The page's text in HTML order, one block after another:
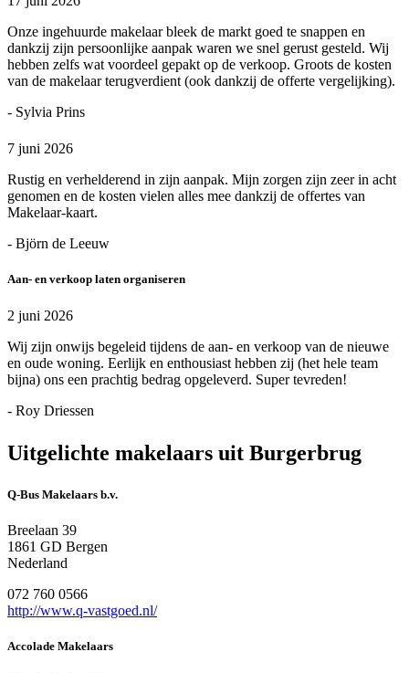
Onze ingehuurde makelaar bleek de markt goed te snappen en
dankzij zijn persoonlijke aanpak waren we snel gerust gesteld. Wij
hebben zelfs wat voordeel gepakt op de verkoop. Groots de kosten
van de makelaar terugverdient (ook dankzij de offerte vergelijking).
- Sylvia Prins
7 juni 2026
Rustig en verhelderend in zijn aanpak. Mijn zorgen zijn zeer in acht
genomen en de kosten vielen alles mee dankzij de offertes van
Makelaar-kaart.
- Björn de Leeuw
Aan- en verkoop laten organiseren
2 juni 2026
Wij zijn onwijs begeleid tijdens de aan- en verkoop van de nieuwe
en oude woning. Eerlijk en enthousiast hebben zij (het hele team
bijna) ons een prachtig bedrag opgeleverd. Super tevreden!
- Roy Driessen
Uitgelichte makelaars uit Burgerbrug
Q-Bus Makelaars b.v.
Breelaan 39
1861 GD Bergen
Nederland
072 760 0566
http://www.q-vastgoed.nl/
Accolade Makelaars